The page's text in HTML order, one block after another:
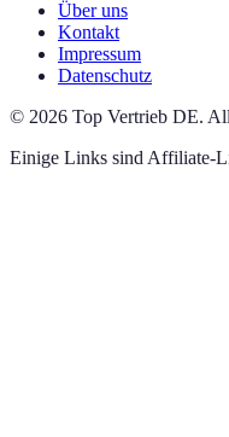
Über uns
Kontakt
Impressum
Datenschutz
© 2026 Top Vertrieb DE.
Einige Links sind Affiliate-